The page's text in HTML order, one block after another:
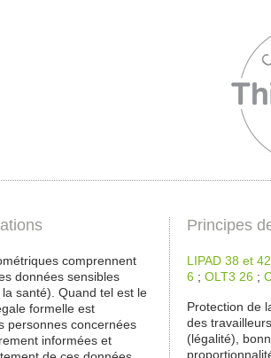
comprennent
données sensibles
santé). Quand tel est le
formelle est
personnes concernées
informées et
Principes
LIPAD 38 et 42
6 ; OLT3 26 ;
Protection de
des
(légalité),